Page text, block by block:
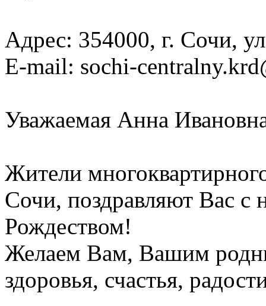
Адрес: 354000, г. Сочи,
E-mail: sochi-
Уважаемая Анна
Жители
Сочи, поздравляют Вас
Рождеством!
Желаем Вам, Вашим
здоровья, счастья,